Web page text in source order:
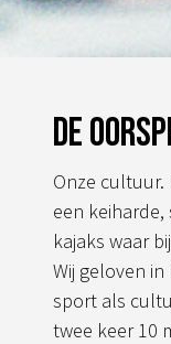
De
Onze cultuur.
een
kajaks waar
Wij geloven
sport als
twee keer 10